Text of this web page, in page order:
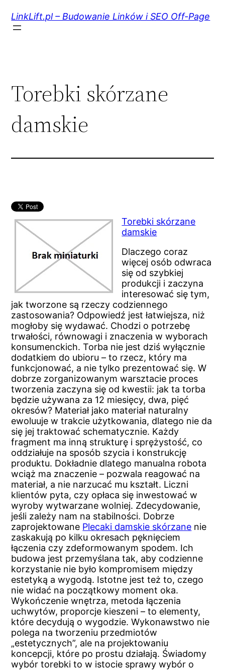
treści
LinkLift.pl – Budowanie Linków i SEO Off-Page
Torebki skórzane
damskie
Torebki skórzane
damskie
Dlaczego coraz
więcej osób odwraca
się od szybkiej
produkcji i zaczyna
interesować się tym,
jak tworzone są rzeczy codziennego
zastosowania? Odpowiedź jest łatwiejsza, niż
mogłoby się wydawać. Chodzi o potrzebę
trwałości, równowagi i znaczenia w wyborach
konsumenckich. Torba nie jest dziś wyłącznie
dodatkiem do ubioru – to rzecz, który ma
funkcjonować, a nie tylko prezentować się. W
dobrze zorganizowanym warsztacie proces
tworzenia zaczyna się od kwestii: jak ta torba
będzie używana za 12 miesięcy, dwa, pięć
okresów? Materiał jako materiał naturalny
ewoluuje w trakcie użytkowania, dlatego nie da
się jej traktować schematycznie. Każdy
fragment ma inną strukturę i sprężystość, co
oddziałuje na sposób szycia i konstrukcję
produktu. Dokładnie dlatego manualna robota
wciąż ma znaczenie – pozwala reagować na
materiał, a nie narzucać mu kształt. Liczni
klientów pyta, czy opłaca się inwestować w
wyroby wytwarzane wolniej. Zdecydowanie,
jeśli zależy nam na stabilności. Dobrze
zaprojektowane Plecaki damskie skórzane nie
zaskakują po kilku okresach pęknięciem
łączenia czy zdeformowanym spodem. Ich
budowa jest przemyślana tak, aby codzienne
korzystanie nie było kompromisem między
estetyką a wygodą. Istotne jest też to, czego
nie widać na początkowy moment oka.
Wykończenie wnętrza, metoda łączenia
uchwytów, proporcje kieszeni – to elementy,
które decydują o wygodzie. Wykonawstwo nie
polega na tworzeniu przedmiotów
„estetycznych”, ale na projektowaniu
koncepcji, które po prostu działają. Świadomy
wybór torebki to w istocie sprawy wybór o